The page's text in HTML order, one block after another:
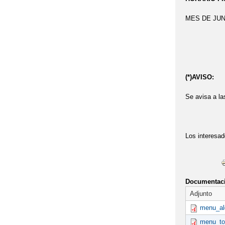
2022
2022
2022
2022 'VISITA A
2022 , 'POR
2022 ,
2022 6ºP
2022
MES DE
(*)AVISO:
Se avisa a
Los
Adjunto